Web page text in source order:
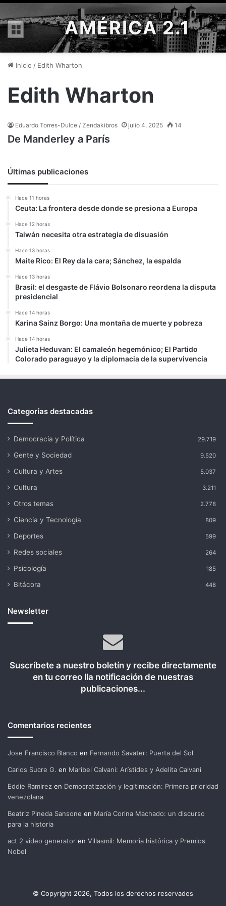
Menú AMÉRICA 2.1
Inicio / Edith Wharton
Edith Wharton
Eduardo Torres-Dulce / Zendakibros julio 4, 2025 14
De Manderley a París
Últimas publicaciones
Hace 11 horas
Ceuta: La frontera desde donde se presiona a Europa
Hace 12 horas
Taiwán necesita otra estrategia de disuasión
Hace 13 horas
Maite Rico: El Rey da la cara; Sánchez, la espalda
Hace 13 horas
Brasil: el desgaste de Flávio Bolsonaro reordena la disputa
presidencial
Hace 14 horas
Karina Sainz Borgo: Una montaña de muerte y pobreza
Hace 14 horas
Julieta Heduvan: El camaleón hegemónico; El Partido
Colorado paraguayo y la diplomacia de la supervivencia
Categorías destacadas
Democracia y Política 29.719
Gente y Sociedad 9.520
Cultura y Artes 5.037
Cultura 3.211
Otros temas 2.778
Ciencia y Tecnología 809
Deportes 599
Redes sociales 264
Psicología 185
Bitácora 448
Newsletter
Suscríbete a nuestro boletín y recibe directamente
en tu correo lla notificación de nuestras
publicaciones...
Comentarios recientes
Jose Francisco Blanco en Fernando Savater: Puerta del Sol
Carlos Sucre G. en Maribel Calvani: Arístides y Adelita Calvani
Eddie Ramirez en Democratización y legitimación: Primera prioridad
venezolana
Beatriz Pineda Sansone en María Corina Machado: un discurso
para la historia
act 2 video generator en Villasmil: Memoria histórica y Premios
Nobel
© Copyright 2026, Todos los derechos reservados